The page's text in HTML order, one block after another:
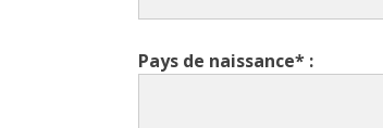
Pays de naissance* :